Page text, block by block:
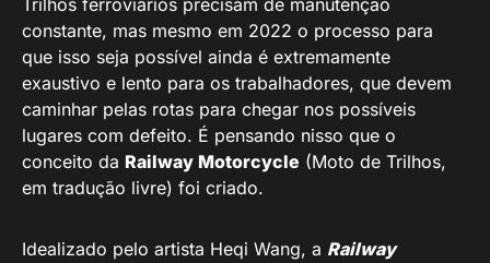
Trilhos ferroviários precisam de manutenção
constante, mas mesmo em 2022 o processo para
que isso seja possível ainda é extremamente
exaustivo e lento para os trabalhadores, que devem
caminhar pelas rotas para chegar nos possíveis
lugares com defeito. É pensando nisso que o
conceito da Railway Motorcycle (Moto de Trilhos,
em tradução livre) foi criado.
Idealizado pelo artista Heqi Wang, a Railway